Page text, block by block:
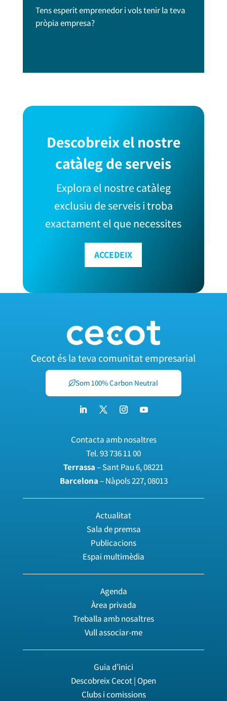
Tens esperit emprenedor i vols tenir la teva
pròpia empresa?
Descobreix el nostre
catàleg de serveis
Explora el nostre catàleg
exclusiu de serveis i troba
exactament el que necessites
ACCEDEIX
Cecot és la teva comunitat empresarial
Som 100% Carbon Neutral
Contacta amb nosaltres
Tel.93 736 11 00
Terrassa– Sant Pau 6, 08221
Barcelona– Nàpols 227, 08013
Actualitat
Sala de premsa
Publicacions
Espai multimèdia
Agenda
Àrea privada
Treballa amb nosaltres
Vull associar-me
Guia d’inici
Descobreix Cecot | Open
Clubs i comissions